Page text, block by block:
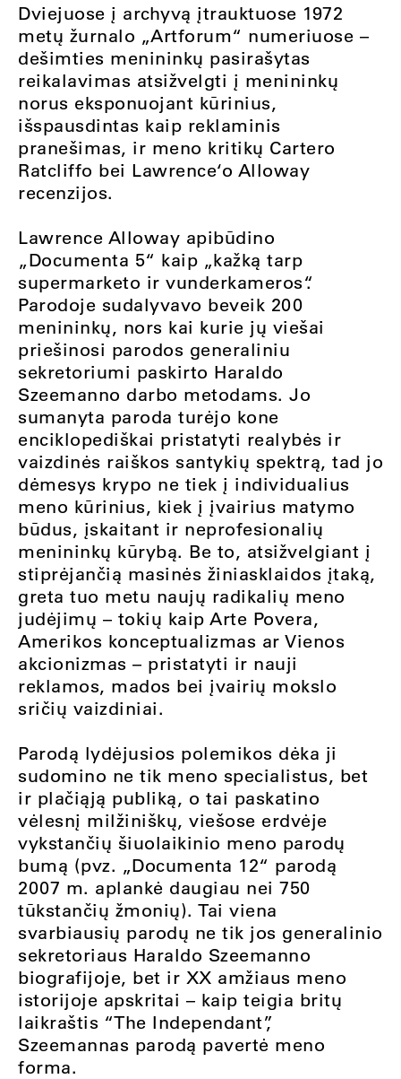
Dviejuose į archyvą įtrauktuose 1972
metų žurnalo „Artforum“ numeriuose –
dešimties menininkų pasirašytas
reikalavimas atsižvelgti į menininkų
norus eksponuojant kūrinius,
išspausdintas kaip reklaminis
pranešimas, ir meno kritikų Cartero
Ratcliffo bei Lawrence‘o Alloway
recenzijos.
Lawrence Alloway apibūdino
„Documenta 5“ kaip „kažką tarp
supermarketo ir vunderkameros“.
Parodoje sudalyvavo beveik 200
menininkų, nors kai kurie jų viešai
priešinosi parodos generaliniu
sekretoriumi paskirto Haraldo
Szeemanno darbo metodams. Jo
sumanyta paroda turėjo kone
enciklopediškai pristatyti realybės ir
vaizdinės raiškos santykių spektrą, tad jo
dėmesys krypo ne tiek į individualius
meno kūrinius, kiek į įvairius matymo
būdus, įskaitant ir neprofesionalių
menininkų kūrybą. Be to, atsižvelgiant į
stiprėjančią masinės žiniasklaidos įtaką,
greta tuo metu naujų radikalių meno
judėjimų – tokių kaip Arte Povera,
Amerikos konceptualizmas ar Vienos
akcionizmas – pristatyti ir nauji
reklamos, mados bei įvairių mokslo
sričių vaizdiniai.
Parodą lydėjusios polemikos dėka ji
sudomino ne tik meno specialistus, bet
ir plačiąją publiką, o tai paskatino
vėlesnį milžiniškų, viešose erdvėje
vykstančių šiuolaikinio meno parodų
bumą (pvz. „Documenta 12“ parodą
2007 m. aplankė daugiau nei 750
tūkstančių žmonių). Tai viena
svarbiausių parodų ne tik jos generalinio
sekretoriaus Haraldo Szeemanno
biografijoje, bet ir XX amžiaus meno
istorijoje apskritai – kaip teigia britų
laikraštis “The Independant”,
Szeemannas parodą pavertė meno
forma.